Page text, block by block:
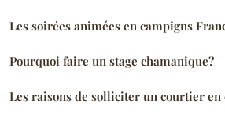
Les soirées animées en campigns
Pourquoi faire un stage chamanique?
Les raisons de solliciter un courtier en